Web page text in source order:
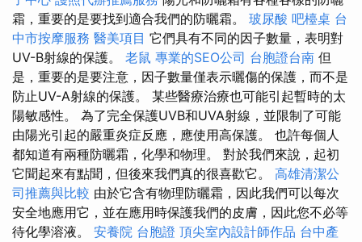
霜，重要的是要找到適合我們的防曬霜。 玻尿酸 吧檯桌 台
中市按摩服務 醫美項目 它們具有不同的因子數量，表明對
UV-B射線的保護。 老鼠 專業的SEO公司 台胞證台南 但
是，重要的是要注意，因子數量僅表示曬傷的保護，而不是
防止UV-A射線的保護。 某些醫療治療也可能引起暫時的太
陽敏感性。 為了完全保護UVB和UVA射線，並限制了可能
由陽光引起的嚴重炎症反應，應使用高保護。 也許每個人
都知道有兩種防曬霜，化學和物理。 對於我們來說，起初
它聞起來有點聞，但後來我們真的很喜歡它。 高雄清潔公
司推薦與比較 由於它含有物理防曬霜，因此我們可以每次
安全地應用它，並在應用時保護我們的皮膚，因此您不必等
待化學溶液。 安養院 台胞證 頂尖室內設計師作品 台中產